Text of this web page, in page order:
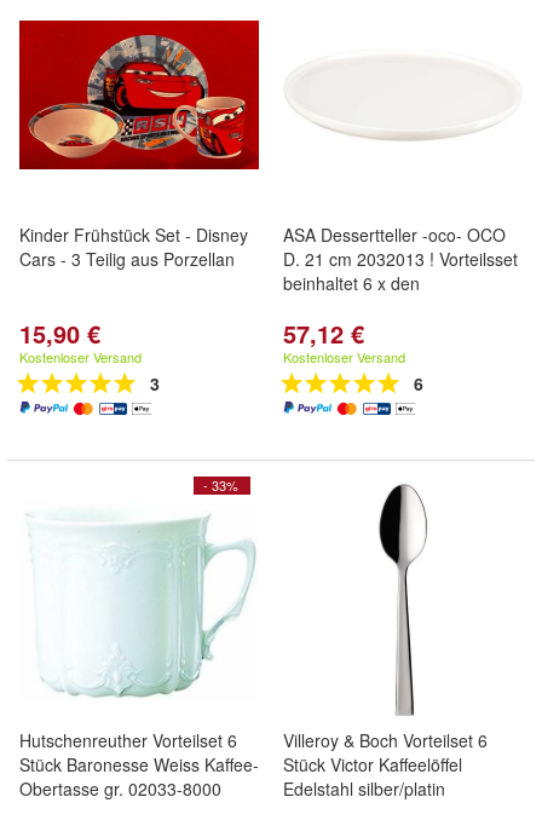
Kinder Frühstück Set - Disney
Cars - 3 Teilig aus Porzellan
15,90 €
Kostenloser Versand
3
ASA Dessertteller -oco- OCO
D. 21 cm 2032013 ! Vorteilsset
beinhaltet 6 x den
57,12 €
Kostenloser Versand
6
- 33%
Hutschenreuther Vorteilset 6
Stück Baronesse Weiss Kaffee-
Obertasse gr. 02033-8000
Villeroy & Boch Vorteilset 6
Stück Victor Kaffeelöffel
Edelstahl silber/platin